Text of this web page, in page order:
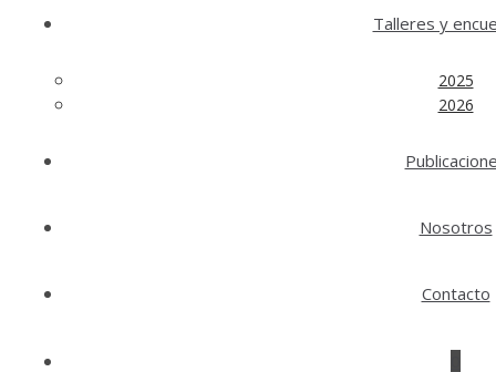
Talleres y
2025
2026
Nosotros
Contacto